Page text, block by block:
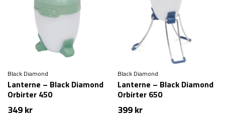
Black Diamond
Lanterne – Black Diamond
Orbirter 450
349kr
Black Diamond
Lanterne – Black Diamond
Orbirter 650
399kr